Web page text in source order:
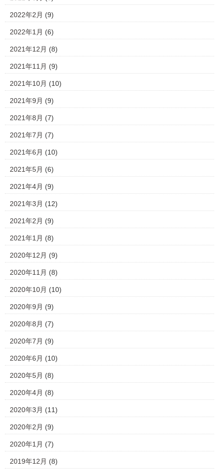
2022年2月 (9)
2022年1月 (6)
2021年12月 (8)
2021年11月 (9)
2021年10月 (10)
2021年9月 (9)
2021年8月 (7)
2021年7月 (7)
2021年6月 (10)
2021年5月 (6)
2021年4月 (9)
2021年3月 (12)
2021年2月 (9)
2021年1月 (8)
2020年12月 (9)
2020年11月 (8)
2020年10月 (10)
2020年9月 (9)
2020年8月 (7)
2020年7月 (9)
2020年6月 (10)
2020年5月 (8)
2020年4月 (8)
2020年3月 (11)
2020年2月 (9)
2020年1月 (7)
2019年12月 (8)